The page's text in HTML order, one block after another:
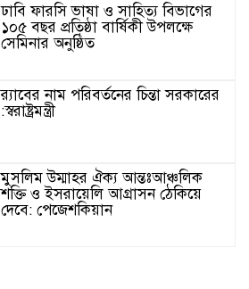
ঢাবি ফারসি ভাষা ও সাহিত্য বিভাগের
১০৫ বছর প্রতিষ্ঠা বার্ষিকী উপলক্ষে
সেমিনার অনুষ্ঠিত
র‌্যাবের নাম পরিবর্তনের চিন্তা সরকারের
:স্বরাষ্ট্রমন্ত্রী
মুসলিম উম্মাহর ঐক্য আন্তঃআঞ্চলিক
শক্তি ও ইসরায়েলি আগ্রাসন ঠেকিয়ে
দেবে: পেজেশকিয়ান